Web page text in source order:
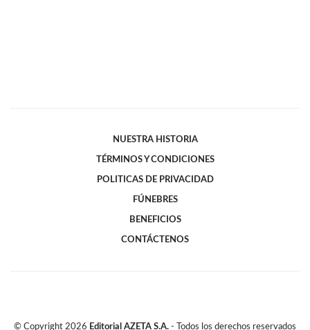
NUESTRA HISTORIA
TÉRMINOS Y CONDICIONES
POLITICAS DE PRIVACIDAD
FÚNEBRES
BENEFICIOS
CONTÁCTENOS
© Copyright 2026 Editorial AZETA S.A. - Todos los derechos reservados